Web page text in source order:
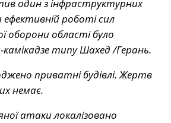
один з інфраструктурних
ефективній роботі сил
оборони області було
типу Шахед /Герань.
приватні будівлі. Жертв
немає.
атаки локалізовано